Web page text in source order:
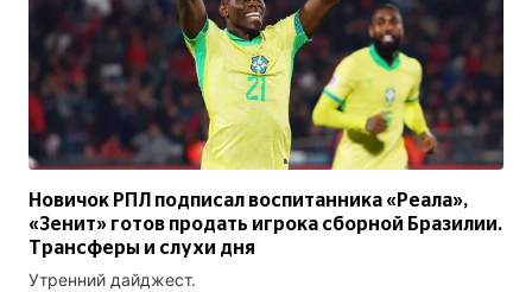
Новичок РПЛ подписал воспитанника «Реала»,
«Зенит» готов продать игрока сборной Бразилии.
Трансферы и слухи дня
Утренний дайджест.